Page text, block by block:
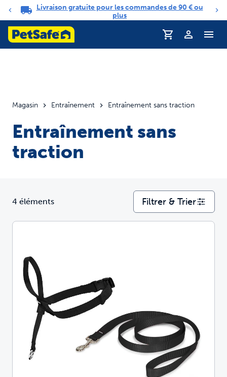
Carrousel de notifications
Livraison gratuite pour les commandes de 90 € ou
plus
Profil
Magasin Entraînement Entraînement sans traction
Entraînement sans
traction
4 éléments Filtrer & Trier